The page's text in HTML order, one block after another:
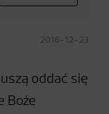
2016-12-23
oddać się
Boże